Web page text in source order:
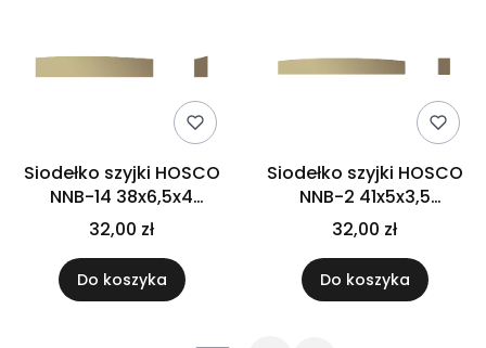
Siodełko szyjki HOSCO
NNB-14 38x6,5x4
(mosiądz)
32,00 zł
Do koszyka
Siodełko szyjki HOSCO
NNB-2 41x5x3,5
(mosiądz)
32,00 zł
Do koszyka